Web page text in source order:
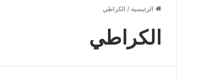
الرئيسية / الكراطي
الكراطي